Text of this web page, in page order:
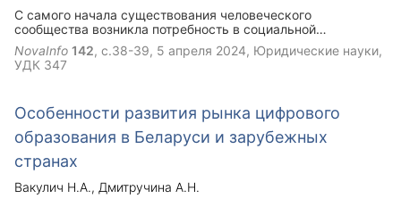
С самого начала существования человеческого
сообщества возникла потребность в социальной
поддержке, включая пенсионное обеспечение. Это явление
не зависит от экономического уровня развития или
политической структуры общества. В каждом обществе,
тем, кто по разным причинам не способен самостоятельно
обеспечить себя средствами к жизни: детям, пожилым
людям, а также тем, кто потерял здоровье из-за болезни,
травм и прочих причин.
NovaInfo 142, с.38-39, 5 апреля 2024, Юридические науки,
УДК 347
Особенности развития рынка цифрового
образования в Беларуси и зарубежных
странах
Вакулич Н.А.
Дмитручина А.Н.